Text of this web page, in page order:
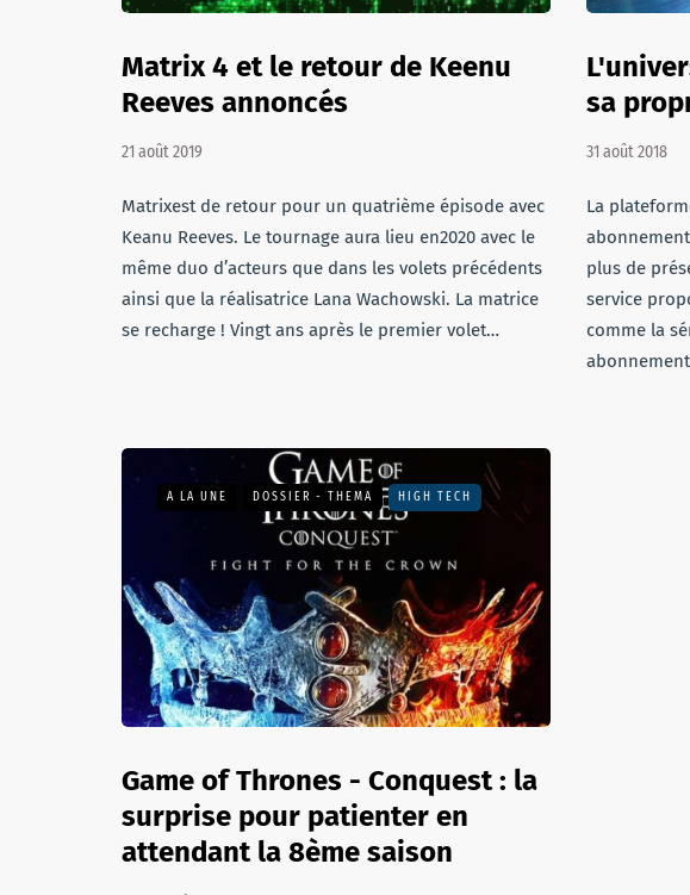
Matrix 4 et le retour de Keenu
Reeves annoncés
21 août 2019
Matrixest de retour pour un quatrième épisode avec
Keanu Reeves. Le tournage aura lieu en2020 avec le
même duo d’acteurs que dans les volets précédents
ainsi que la réalisatrice Lana Wachowski. La matrice
se recharge ! Vingt ans après le premier volet…
sa
31 août 2018
La
plus de
service
comme la
A LA UNE DOSSIER - THEMA HIGH TECH
Game of Thrones - Conquest : la
surprise pour patienter en
attendant la 8ème saison